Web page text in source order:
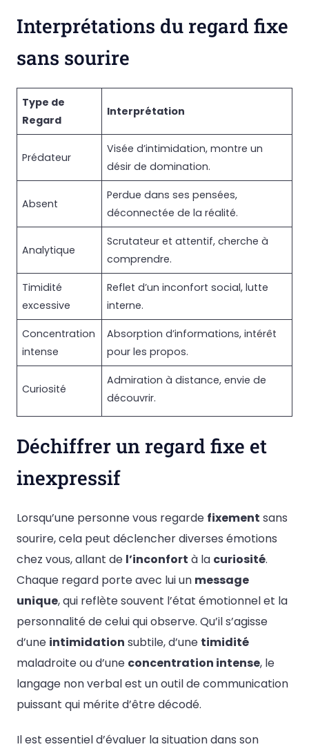
Interprétations du regard fixe
sans sourire
Type de
Regard
Interprétation
Prédateur
Visée d’intimidation, montre un
désir de domination.
Absent
Perdue dans ses pensées,
déconnectée de la réalité.
Analytique
Scrutateur et attentif, cherche à
comprendre.
Timidité
excessive
Reflet d’un inconfort social, lutte
interne.
Concentration
intense
Absorption d’informations, intérêt
pour les propos.
Curiosité
Admiration à distance, envie de
découvrir.
Déchiffrer un regard fixe et
inexpressif
Lorsqu’une personne vous regarde fixement sans
sourire, cela peut déclencher diverses émotions
chez vous, allant de l’inconfort à la curiosité.
Chaque regard porte avec lui un message
unique, qui reflète souvent l’état émotionnel et la
personnalité de celui qui observe. Qu’il s’agisse
d’une intimidation subtile, d’une timidité
maladroite ou d’une concentration intense, le
langage non verbal est un outil de communication
puissant qui mérite d’être décodé.
Il est essentiel d’évaluer la situation dans son